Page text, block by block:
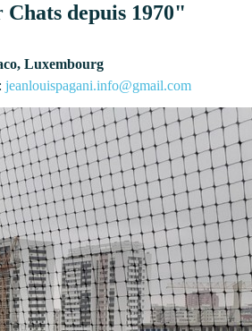
depuis 1970"
Luxembourg
jeanlouispagani.info@gmail.com